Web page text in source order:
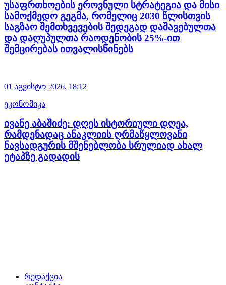
უსაფრთხოების ეროვნული სტრატეგია და მისი
სამოქმედო გეგმა, რომელიც 2030 წლისთვის
საგზაო შემთხვევების შედეგად დაშავებულთა
და დაღუპულთა რაოდენობის 25%-ით
შემცირებას ითვალისწინებს
01 აგვისტო 2026, 18:12
ეკონომიკა
ივანე აბაშიძე: დღეს ისტორიული დღეა,
რამდენადაც ანაკლიის ღრმაწყლოვანი
ნავსადგურის მშენებლობა სრულიად ახალ
ეტაპზე გადადის
რედაქცია